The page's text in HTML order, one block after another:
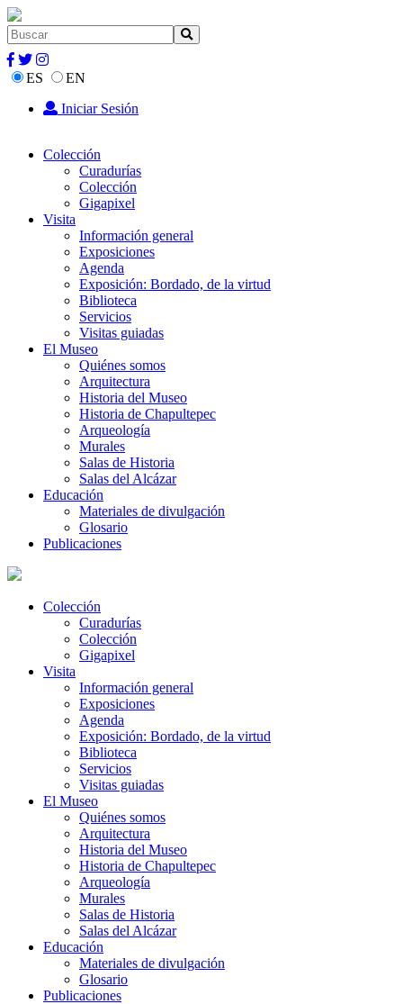
ES
EN
Iniciar Sesión
Colección
Curadurías
Colección
Gigapixel
Visita
Información general
Exposiciones
Agenda
Exposición: Bordado, de la virtud
Biblioteca
Servicios
Visitas guiadas
El Museo
Quiénes somos
Arquitectura
Historia del Museo
Historia de Chapultepec
Arqueología
Murales
Salas de Historia
Salas del Alcázar
Educación
Materiales de divulgación
Glosario
Publicaciones
Colección
Curadurías
Colección
Gigapixel
Visita
Información general
Exposiciones
Agenda
Exposición: Bordado, de la virtud
Biblioteca
Servicios
Visitas guiadas
El Museo
Quiénes somos
Arquitectura
Historia del Museo
Historia de Chapultepec
Arqueología
Murales
Salas de Historia
Salas del Alcázar
Educación
Materiales de divulgación
Glosario
Publicaciones